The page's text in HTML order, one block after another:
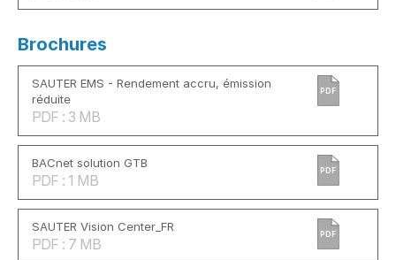
Brochures
SAUTER EMS - Rendement accru, émission
réduite
PDF : 3 MB
PDF
BACnet solution GTB
PDF : 1 MB
PDF
SAUTER Vision Center_FR
PDF : 7 MB
PDF